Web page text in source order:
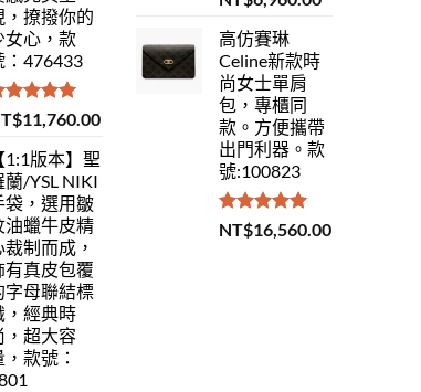
，撩撥你的
女心，款
：476433
分5.00
分 5
11,760.00
1:1版本】聖
蘭/YSL NIKI
袋，選用皺
油蠟牛皮精
裁制而成，
有真皮包覆
字母聯結標
，經典時
，超大容
，款號：
滿分 5
高仿賽琳
Celine新款時
尚女士單肩
包，專櫃同
款。方便攜帶
出門利器。款
號:100823
評分5.00
滿分 5
NT$16,560.00